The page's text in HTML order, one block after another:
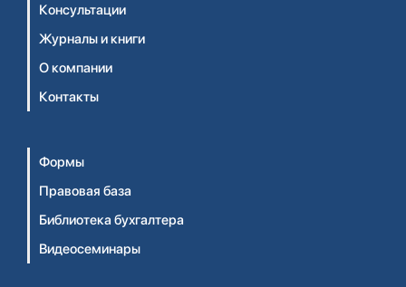
Консультации
Журналы и книги
О компании
Контакты
Формы
Правовая база
Библиотека бухгалтера
Видеосеминары